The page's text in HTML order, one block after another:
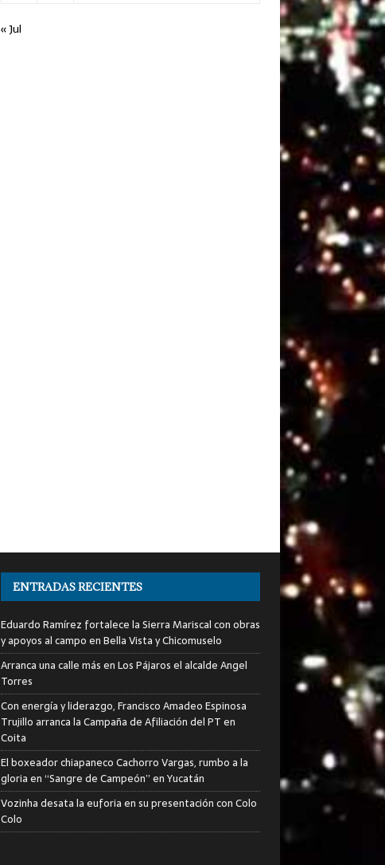
« Jul
ENTRADAS RECIENTES
Eduardo Ramírez fortalece la Sierra Mariscal con obras
y apoyos al campo en Bella Vista y Chicomuselo
Arranca una calle más en Los Pájaros el alcalde Angel
Torres
Con energía y liderazgo, Francisco Amadeo Espinosa
Trujillo arranca la Campaña de Afiliación del PT en
Coita
El boxeador chiapaneco Cachorro Vargas, rumbo a la
gloria en “Sangre de Campeón” en Yucatán
Vozinha desata la euforia en su presentación con Colo
Colo